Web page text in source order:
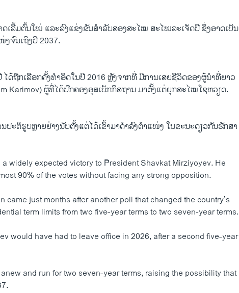
ດເລີ້ມຕົ້ນໃໝ່ ແລະລົງແຂ່ງຂັນສຳລັບສອງສະໄໝ ສະໄໝລະເຈັດປີ ຊຶ່ງອາດເປັນ
ຈົນເຖິງປີ 2037.
ໄດ້ຖືກເລືອກຄັ້ງທຳອິດໃນປີ 2016 ຫຼັງຈາກທີ່ ມີການເສຍຊີວິດຂອງຜູ້ນຳທີ່ຍາວ
Karimov) ຜູ້ທີ່ໄດ້ປົກຄອງອຸສເບັກກິສຖານ ມາຕັ້ງແຕ່ຍຸກສະໄໝໂຊຫວຽດ.
ປະຕິຮູບຫຼາຍຢ່າງນັບຕັ້ງແຕ່ໄດ້ເຂົ້າມາດຳລົງຕຳແໜ່ງ ໃນຂະນະດຽວກັນຮັກສາ
widely expected victory to President Shavkat Mirziyoyev. He
90% of the votes without facing any strong opposition.
came just months after another poll that changed the country’s
term limits from two five-year terms to two seven-year terms.
would have had to leave office in 2026, after a second five-year
and run for two seven-year terms, raising the possibility that